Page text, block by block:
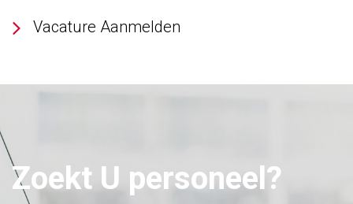
Vacature Aanmelden
Zoekt U personeel?